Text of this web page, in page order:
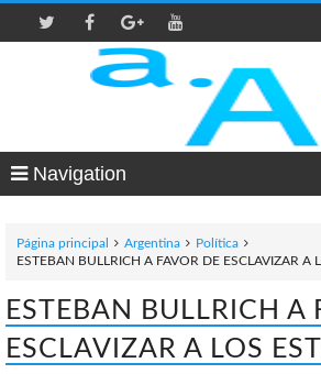
Navigation
Página principal Argentina
Política
ESTEBAN BULLRICH A FAVOR DE ESCLAVIZAR A
ESTEBAN BULLRICH A
ESCLAVIZAR A LOS